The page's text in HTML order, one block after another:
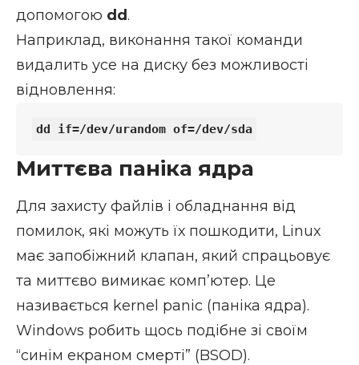
допомогою dd.
Наприклад, виконання такої команди
видалить усе на диску без можливості
відновлення:
Миттєва паніка ядра
Для захисту файлів і обладнання від
помилок, які можуть їх пошкодити, Linux
має запобіжний клапан, який спрацьовує
та миттєво вимикає комп’ютер. Це
називається kernel panic (паніка ядра).
Windows робить щось подібне зі своїм
“синім екраном смерті” (BSOD).